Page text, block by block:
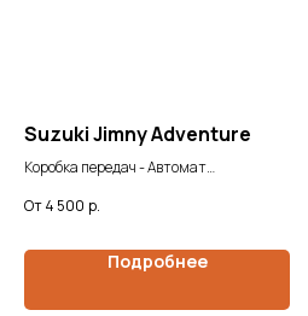
Suzuki Jimny Adventure
Коробка передач - Автомат
4 500 р.
Подробнее